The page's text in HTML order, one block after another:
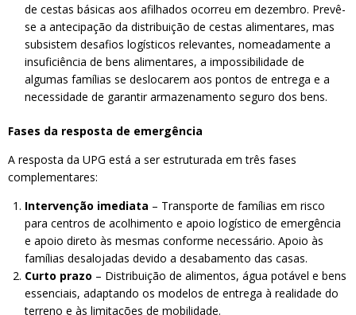
de cestas básicas aos afilhados ocorreu em dezembro. Prevê-
se a antecipação da distribuição de cestas alimentares, mas
subsistem desafios logísticos relevantes, nomeadamente a
insuficiência de bens alimentares, a impossibilidade de
algumas famílias se deslocarem aos pontos de entrega e a
necessidade de garantir armazenamento seguro dos bens.
Fases da resposta de emergência
A resposta da UPG está a ser estruturada em três fases
complementares:
Intervenção imediata – Transporte de famílias em risco
para centros de acolhimento e apoio logístico de emergência
e apoio direto às mesmas conforme necessário. Apoio às
famílias desalojadas devido a desabamento das casas.
Curto prazo – Distribuição de alimentos, água potável e bens
essenciais, adaptando os modelos de entrega à realidade do
terreno e às limitações de mobilidade.